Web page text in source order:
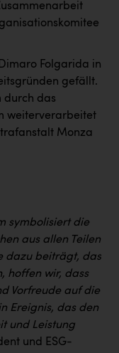
gmbh
Folgarida in
gefällt.
durch das
weiterverarbeitet
Monza
symbolisiert die
aus allen Teilen
dazu beiträgt, das
hoffen wir, dass
Vorfreude auf die
Ereignis, das den
und Leistung
und ESG-